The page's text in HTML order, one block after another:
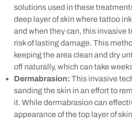
solutions used in these
deep layer of skin where tattoo
and when they can, this invasive
risk of lasting damage. This
keeping the area clean and dry
off naturally, which can take
Dermabrasion: This invasive
sanding the skin in an effort to
it. While dermabrasion can
appearance of the top layer of